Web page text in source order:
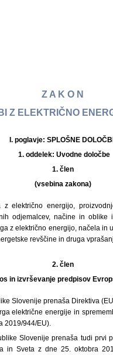
Z A K O N
Z ELEKTRIČNO
I. poglavje: SPLOŠNE
1. oddelek: Uvodne določbe
1. člen
(vsebina zakona)
električno energijo,
odjemalcev, načine in
z električno energijo, načela in
revščine in druga
2. člen
in izvrševanje predpisov
Slovenije prenaša Direktiva
električne energije in
2019/944/EU).
Slovenije prenaša tudi prvi
in Sveta z dne 25. oktobra